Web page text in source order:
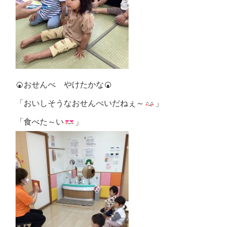
🍘おせんべ やけたかな🍘
「おいしそうなおせんべいだねぇ～ 」
「食べた～い 」